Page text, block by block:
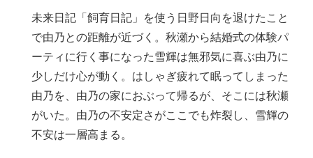
未来日記「飼育日記」を使う日野日向を退けたこと
で由乃との距離が近づく。秋瀬から結婚式の体験パ
ーティに行く事になった雪輝は無邪気に喜ぶ由乃に
少しだけ心が動く。はしゃぎ疲れて眠ってしまった
由乃を、由乃の家におぶって帰るが、そこには秋瀬
がいた。由乃の不安定さがここでも炸裂し、雪輝の
不安は一層高まる。